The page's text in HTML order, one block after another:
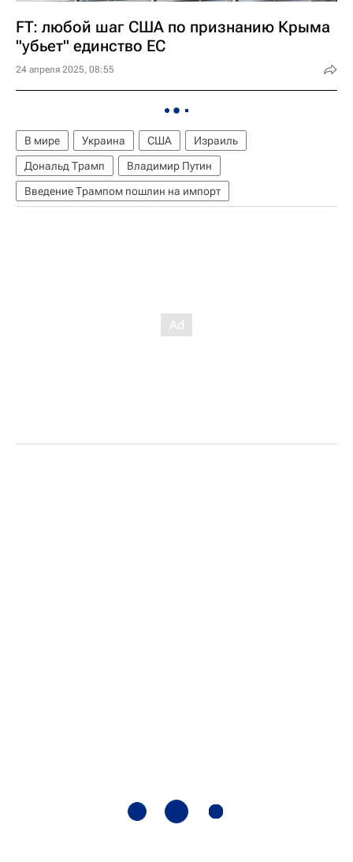
FT: любой шаг США по признанию Крыма
"убьет" единство ЕС
24 апреля 2025, 08:55
В мире Украина США
Израиль
Дональд Трамп
Владимир Путин
Введение Трампом пошлин на импорт